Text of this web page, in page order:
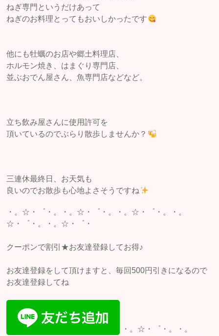
ねぎ専門というだけあって
ねぎのお料理とってもおいしかったです
他にも牡蠣のお店や郷土料理店、
ホルモン焼き、はまぐり専門店、
並ぶおでん屋さん、魚専門店などなど。
立ち飲み屋さんに使用許可を
頂いているのでぶらり散歩しませんか？
三連休最終日、お天気も
良いのでお散歩も心地よさそうですね
・。☆・゜・。・。☆・゜・。・。☆・゜・。・。
☆・゜・。・。☆・゜・
クーポンで割引★お友達登録してお得♪
お友達登録をして頂けますと、毎回500円引きになるので
お友達登録してね
・。☆・゜・。・。